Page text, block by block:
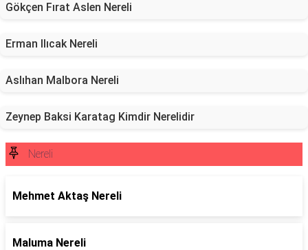
Gökçen Fırat Aslen Nereli
Erman Ilıcak Nereli
Aslıhan Malbora Nereli
Zeynep Baksi Karatag Kimdir Nerelidir
Nereli
Mehmet Aktaş Nereli
Maluma Nereli